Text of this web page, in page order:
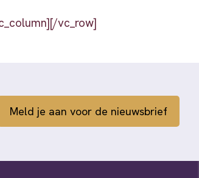
vc_row]
Meld je aan voor de nieuwsbrief